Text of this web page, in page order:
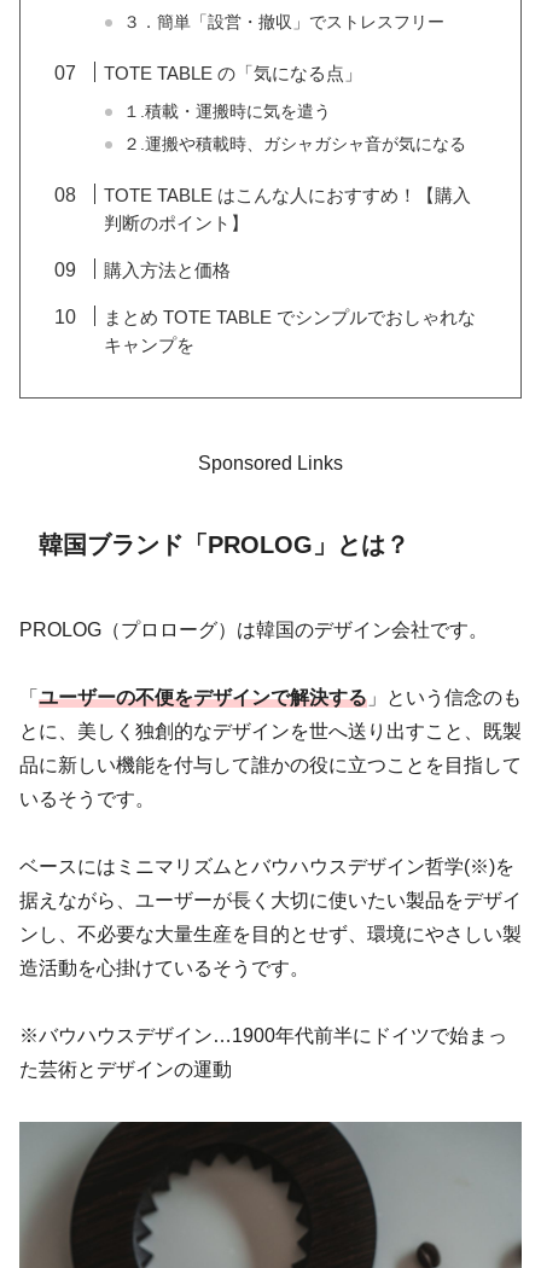
３．簡単「設営・撤収」でストレスフリー
TOTE TABLE の「気になる点」
１.積載・運搬時に気を遣う
２.運搬や積載時、ガシャガシャ音が気になる
TOTE TABLE はこんな人におすすめ！【購入
判断のポイント】
購入方法と価格
まとめ TOTE TABLE でシンプルでおしゃれな
キャンプを
Sponsored Links
韓国ブランド「PROLOG」とは？
PROLOG（プロローグ）は韓国のデザイン会社です。
「 ユーザーの不便をデザインで解決する 」という信念のも
とに、美しく独創的なデザインを世へ送り出すこと、既製
品に新しい機能を付与して誰かの役に立つことを目指して
いるそうです。
ベースにはミニマリズムとバウハウスデザイン哲学(※)を
据えながら、ユーザーが長く大切に使いたい製品をデザイ
ンし、不必要な大量生産を目的とせず、環境にやさしい製
造活動を心掛けているそうです。
※バウハウスデザイン…1900年代前半にドイツで始まっ
た芸術とデザインの運動